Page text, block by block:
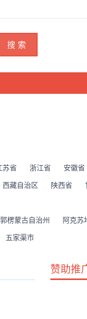
搜 索
苏省 浙江省 安徽省
西藏自治区 陕西省
楞蒙古自治州 阿克苏
五家渠市
赞助推